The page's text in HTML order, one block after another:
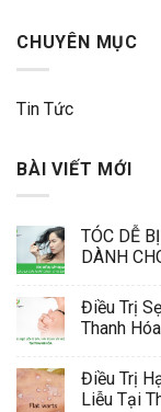
CHUYÊN MỤC
Tin Tức
BÀI VIẾT MỚI
TÓC DỄ
DÀNH
Điều Trị
Thanh Hóa
Điều Trị
Liễu Tại